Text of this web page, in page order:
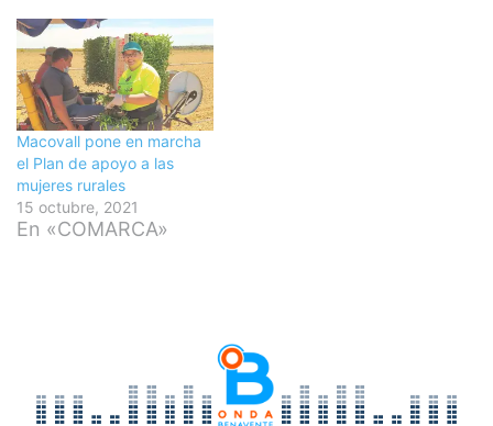
Macovall pone en marcha
el Plan de apoyo a las
mujeres rurales
15 octubre, 2021
En «COMARCA»